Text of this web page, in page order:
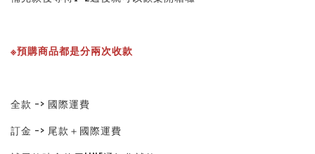
※預購商品都是分兩次收款
全款 -> 國際運費
訂金 -> 尾款＋國際運費